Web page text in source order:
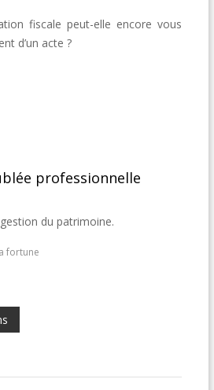
fiscale peut-elle encore vous
d’un acte ?
professionnelle
du patrimoine.
fortune